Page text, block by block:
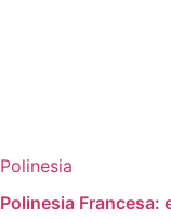
Polinesia
Polinesia Francesa: